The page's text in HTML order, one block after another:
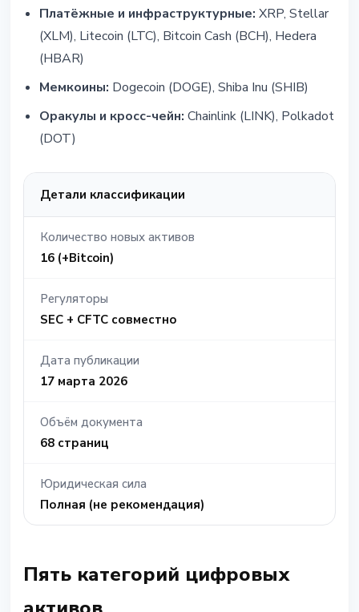
Платёжные и инфраструктурные: XRP, Stellar
(XLM), Litecoin (LTC), Bitcoin Cash (BCH), Hedera
(HBAR)
Мемкоины: Dogecoin (DOGE), Shiba Inu (SHIB)
Оракулы и кросс-чейн: Chainlink (LINK), Polkadot
(DOT)
Детали классификации
Количество новых активов
16 (+Bitcoin)
Регуляторы
SEC + CFTC совместно
Дата публикации
17 марта 2026
Объём документа
68 страниц
Юридическая сила
Полная (не рекомендация)
Пять категорий цифровых